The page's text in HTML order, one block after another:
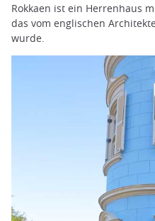
Rokkaen ist ein Herrenhaus
das vom englischen
wurde.